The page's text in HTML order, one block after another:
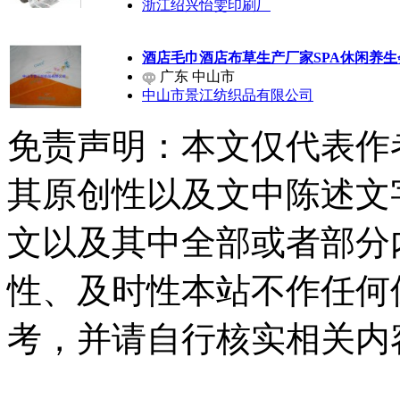
浙江绍兴怡雯印刷厂
酒店毛巾酒店布草生产厂家SPA休闲养
广东 中山市
中山市景江纺织品有限公司
免责声明：本文仅代表
其原创性以及文中陈述
文以及其中全部或者部
性、及时性本站不作任
考，并请自行核实相关内